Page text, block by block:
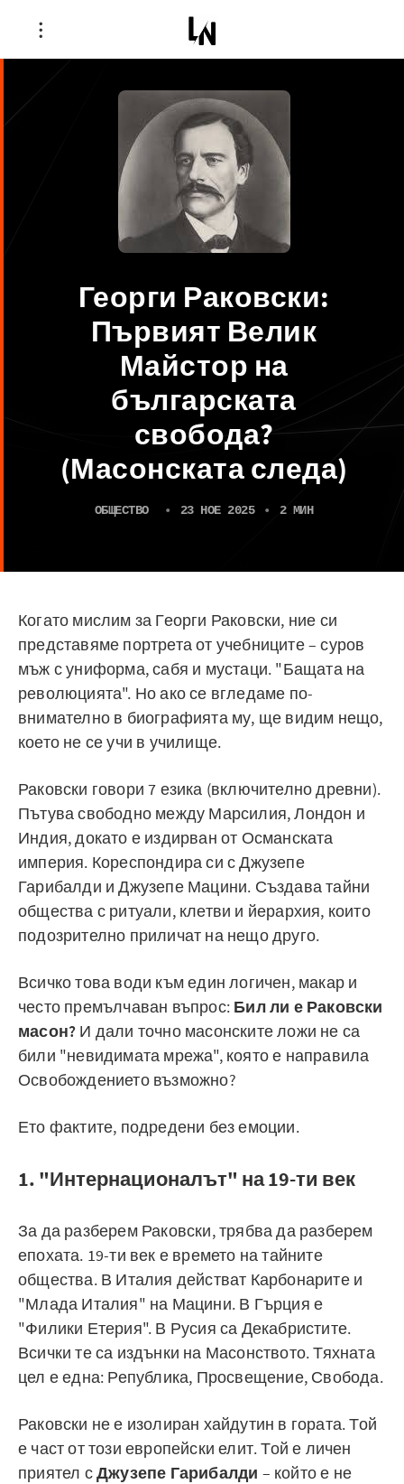
Георги Раковски:
Първият Велик
Майстор на
българската
свобода?
(Масонската следа)
ОБЩЕСТВО • 23 НОЕ 2025 • 2 МИН
Когато мислим за Георги Раковски, ние си
представяме портрета от учебниците – суров
мъж с униформа, сабя и мустаци. "Бащата на
революцията". Но ако се вгледаме по-
внимателно в биографията му, ще видим нещо,
което не се учи в училище.
Раковски говори 7 езика (включително древни).
Пътува свободно между Марсилия, Лондон и
Индия, докато е издирван от Османската
империя. Кореспондира си с Джузепе
Гарибалди и Джузепе Мацини. Създава тайни
общества с ритуали, клетви и йерархия, които
подозрително приличат на нещо друго.
Всичко това води към един логичен, макар и
често премълчаван въпрос: Бил ли е Раковски
масон? И дали точно масонските ложи не са
били "невидимата мрежа", която е направила
Освобождението възможно?
Ето фактите, подредени без емоции.
1. "Интернационалът" на 19-ти век
За да разберем Раковски, трябва да разберем
епохата. 19-ти век е времето на тайните
общества. В Италия действат Карбонарите и
"Млада Италия" на Мацини. В Гърция е
"Филики Етерия". В Русия са Декабристите.
Всички те са издънки на Масонството. Тяхната
цел е една: Република, Просвещение, Свобода.
Раковски не е изолиран хайдутин в гората. Той
е част от този европейски елит. Той е личен
приятел сДжузепе Гарибалди – който е не